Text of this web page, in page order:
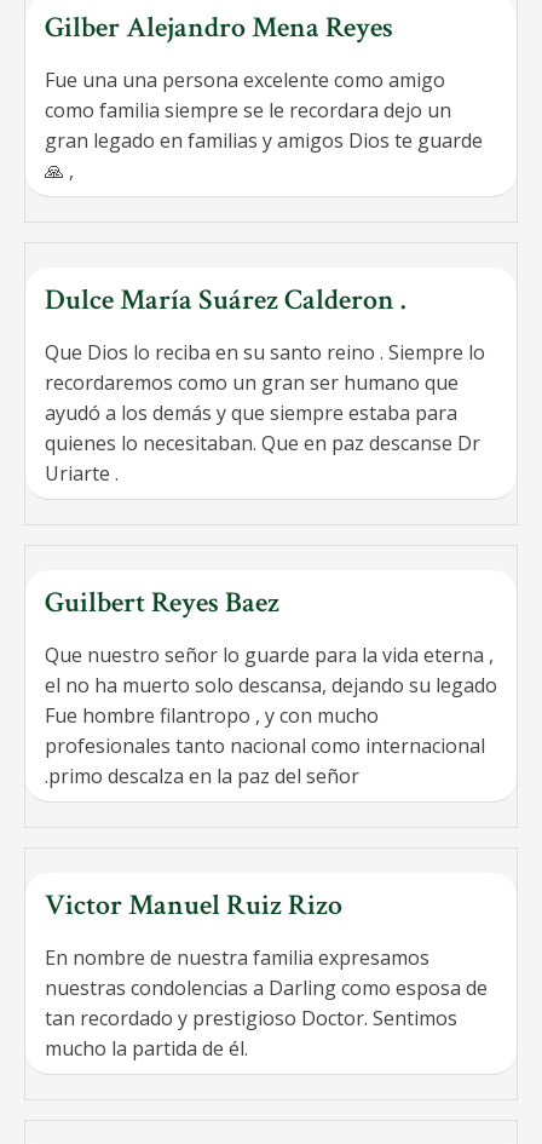
Gilber Alejandro Mena Reyes
Fue una una persona excelente como amigo
como familia siempre se le recordara dejo un
gran legado en familias y amigos Dios te guarde
🙏 ,
Dulce María Suárez Calderon .
Que Dios lo reciba en su santo reino . Siempre lo
recordaremos como un gran ser humano que
ayudó a los demás y que siempre estaba para
quienes lo necesitaban. Que en paz descanse Dr
Uriarte .
Guilbert Reyes Baez
Que nuestro señor lo guarde para la vida eterna ,
el no ha muerto solo descansa, dejando su legado
Fue hombre filantropo , y con mucho
profesionales tanto nacional como internacional
.primo descalza en la paz del señor
Victor Manuel Ruiz Rizo
En nombre de nuestra familia expresamos
nuestras condolencias a Darling como esposa de
tan recordado y prestigioso Doctor. Sentimos
mucho la partida de él.